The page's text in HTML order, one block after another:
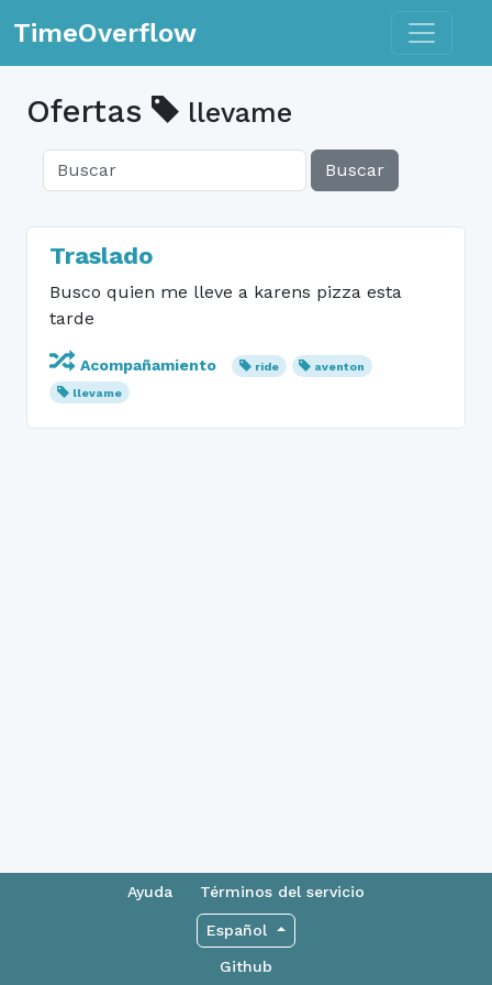
TimeOverflow Toggle
Ofertas llevame
Buscar
Traslado
Busco quien me lleve a karens pizza esta
tarde
Acompañamiento ride
aventon
llevame
Ayuda Términos del servicio
Español
Github